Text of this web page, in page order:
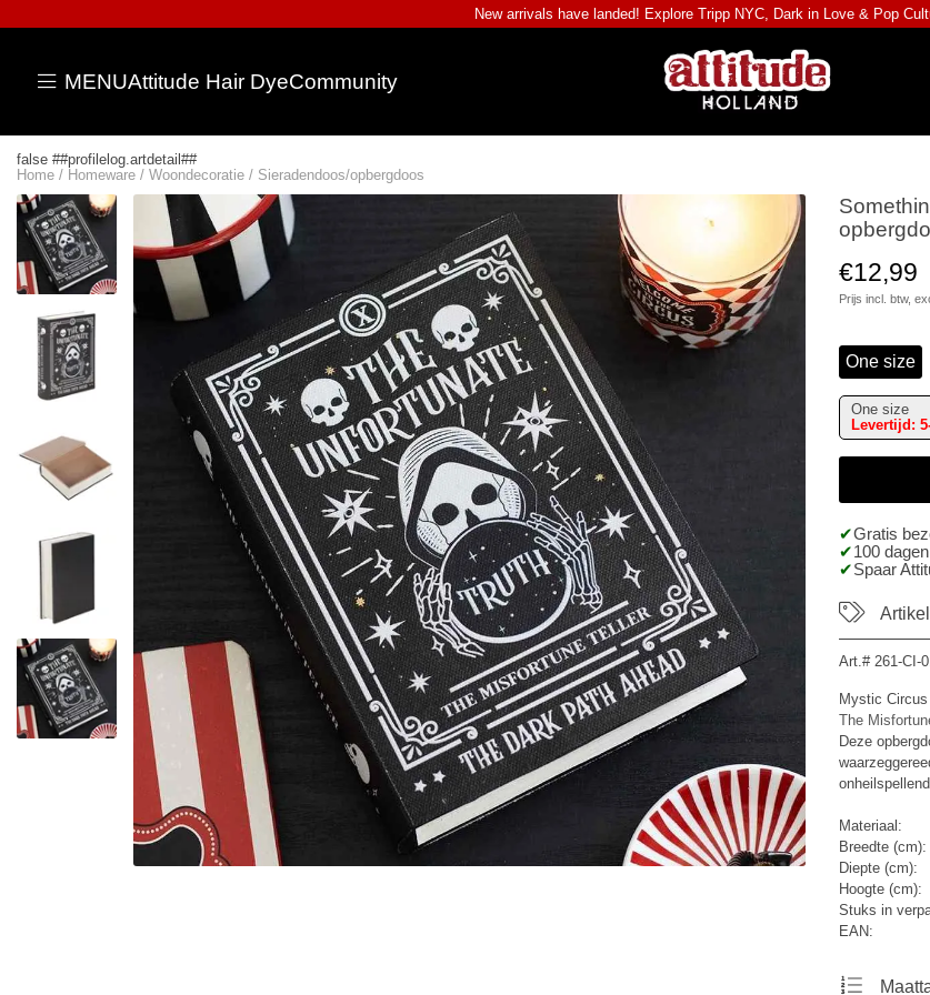
New arrivals have landed! Explore Tripp NYC, Dark in Love & Pop
MENUAttitude Hair DyeCommunity
false ##profilelog.artdetail##
Home / Homeware / Woondecoratie / Sieradendoos/opbergdoos
€12,99
Prijs incl. btw,
One size
One size
Levertijd:
Gratis
100
Spaar
Art.# 261-CI-
Mystic
The
Deze
Materiaal:
Breedte (cm):
Diepte (cm):
Hoogte (cm):
Stuks in
EAN: